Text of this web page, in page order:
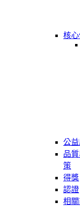
核
公
品
策
得獎
認證
相